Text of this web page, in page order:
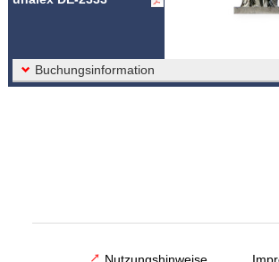
Buchungsinformation
Nutzungshinweise